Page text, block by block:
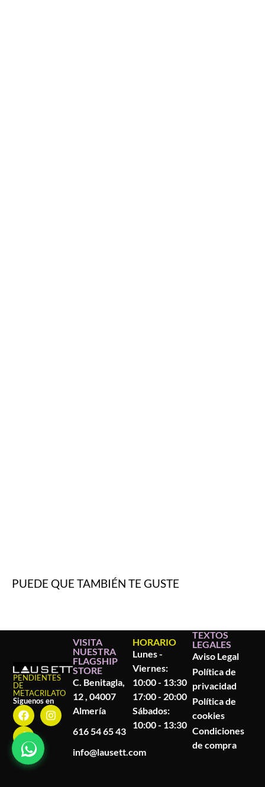
PUEDE QUE TAMBIÉN TE GUSTE
PENDIENTES
DE
METACRILATO
Siguenos en
VISITA
NUESTRA
FLAGSHIP
STORE
C. Benitagla,
12 , 04007
Almería
616 54 65 43
info@lausett.com
HORARIO
Lunes -
Viernes:
10:00 - 13:30
17:00 - 20:00
Sábados:
10:00 - 13:30
TEXTOS
LEGALES
Aviso Legal
Política de
privacidad
Política de
cookies
Condiciones
de compra